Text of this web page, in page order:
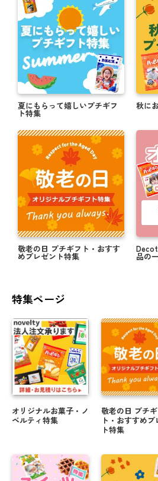
夏にもらって嬉しいプチギフ
ト特集
秋に
敬老の日 プチギフト・おすす
めプレゼント特集 品の
特集ページ
オリジナルお菓子・ノ
ベルティ特集
敬老の日 プチ
ト・おすすめプ
ト特集